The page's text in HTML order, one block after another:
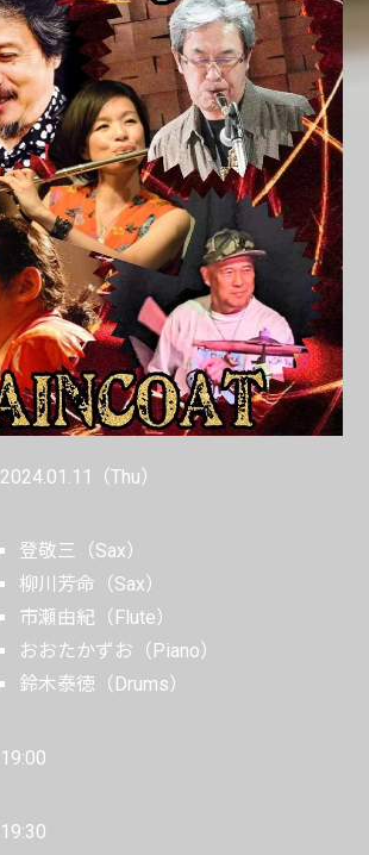
2024.01.11 （Thu）
登敬三（Sax）
柳川芳命（Sax）
市瀬由紀（Flute）
おおたかずお（Piano）
鈴木泰徳（Drums）
19:00
19:30